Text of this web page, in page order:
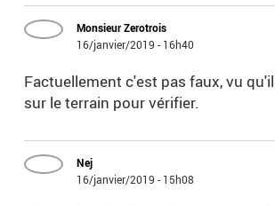
Monsieur Zerotrois
16/janvier/2019 - 16h40
Factuellement c'est pas faux, vu
sur le terrain pour vérifier.
Nej
16/janvier/2019 - 15h08